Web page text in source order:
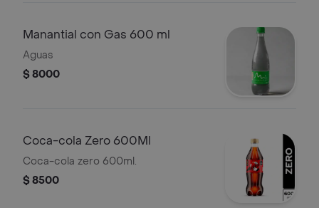
Manantial con Gas 600 ml
Aguas
$ 8000
Coca-cola Zero 600Ml
Coca-cola zero 600ml.
$ 8500